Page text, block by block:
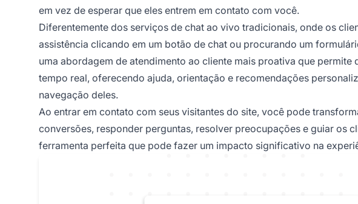
em vez de esperar que eles entrem em contato com você.
Diferentemente dos serviços de chat ao vivo tradicionais, onde os
assistência clicando em um botão de chat ou procurando um
uma abordagem de atendimento ao cliente mais proativa que permite
tempo real, oferecendo ajuda, orientação e recomendações
navegação deles.
Ao entrar em contato com seus visitantes do site, você pode
conversões, responder perguntas, resolver preocupações e guiar os
ferramenta perfeita que pode fazer um impacto significativo na